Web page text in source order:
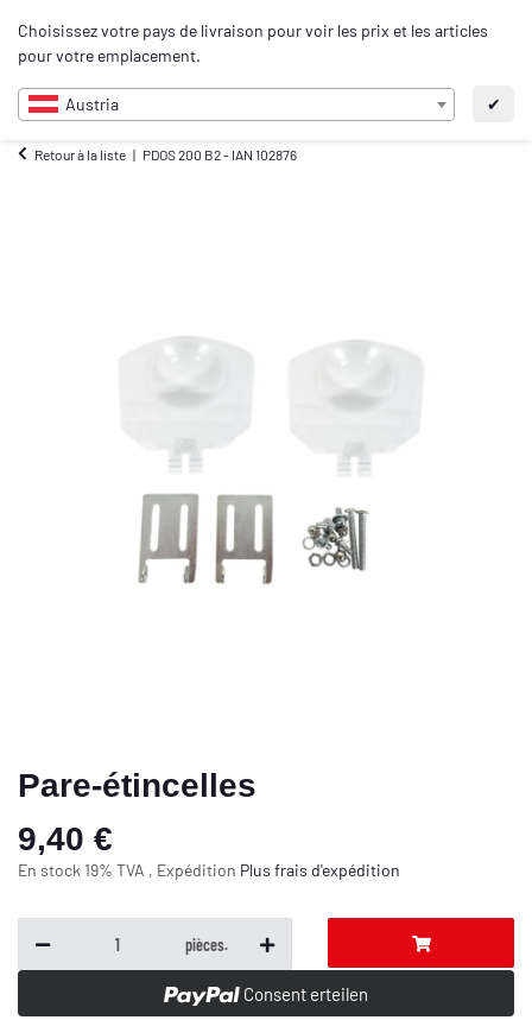
Choisissez votre pays de livraison pour voir les prix et les articles
pour votre emplacement.
Austria ✔
FR
Retour à la liste PDOS 200 B2 - IAN 102876
Pare-étincelles
9,40 €
En stock 19% TVA , Expédition Plus frais d'expédition
pièces.
Consent erteilen